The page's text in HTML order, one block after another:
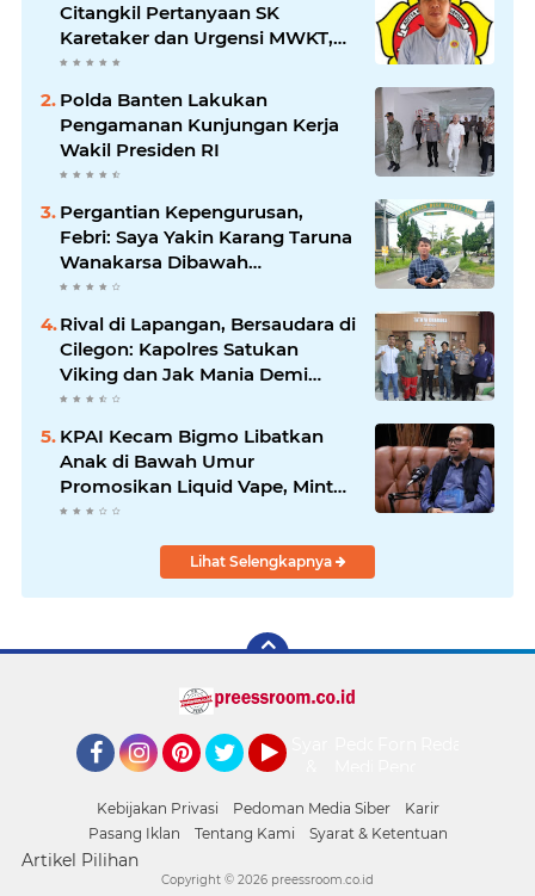
Citangkil Pertanyaan SK
Karetaker dan Urgensi MWKT,
Saat Suasana Berduka
Polda Banten Lakukan
Pengamanan Kunjungan Kerja
Wakil Presiden RI
Pergantian Kepengurusan,
Febri: Saya Yakin Karang Taruna
Wanakarsa Dibawah
Kepemimpinan Bung Entus
Jauh Membawa Manfaat
Rival di Lapangan, Bersaudara di
Cilegon: Kapolres Satukan
Viking dan Jak Mania Demi
Nobar Damai Piala Presiden
KPAI Kecam Bigmo Libatkan
Anak di Bawah Umur
Promosikan Liquid Vape, Minta
Aparat Bertindak Tegas
Lihat Selengkapnya
Kebijakan Privasi Pedoman Media Siber
Karir
Pasang Iklan
Tentang Kami Syarat & Ketentuan
Artikel Pilihan
Copyright © 2026 preessroom.co.id